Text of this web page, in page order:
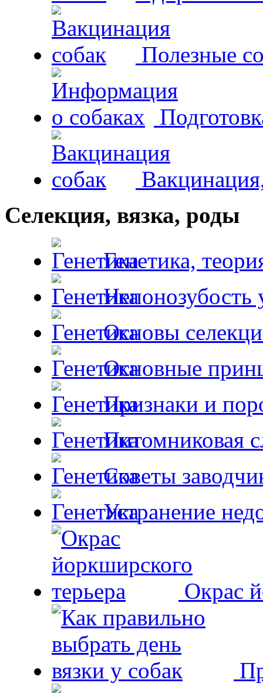
Полезные
Селекция, вязка, роды
Генетика,
Непонозубость
Основы
Основные
Признаки и
Питомниковая
Советы
Устранение
Окрас